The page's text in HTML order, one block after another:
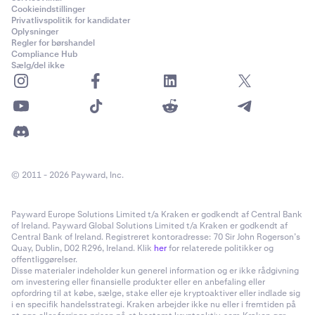
Cookieindstillinger
Privatlivspolitik for kandidater
Oplysninger
Regler for børshandel
Compliance Hub
Sælg/del ikke
© 2011 - 2026 Payward, Inc.
Payward Europe Solutions Limited t/a Kraken er godkendt af Central Bank
of Ireland. Payward Global Solutions Limited t/a Kraken er godkendt af
Central Bank of Ireland. Registreret kontoradresse: 70 Sir John Rogerson’s
Quay, Dublin, D02 R296, Ireland. Klik herfor relaterede politikker og
offentliggørelser.
Disse materialer indeholder kun generel information og er ikke rådgivning
om investering eller finansielle produkter eller en anbefaling eller
opfordring til at købe, sælge, stake eller eje kryptoaktiver eller indlade sig
i en specifik handelsstrategi. Kraken arbejder ikke nu eller i fremtiden på